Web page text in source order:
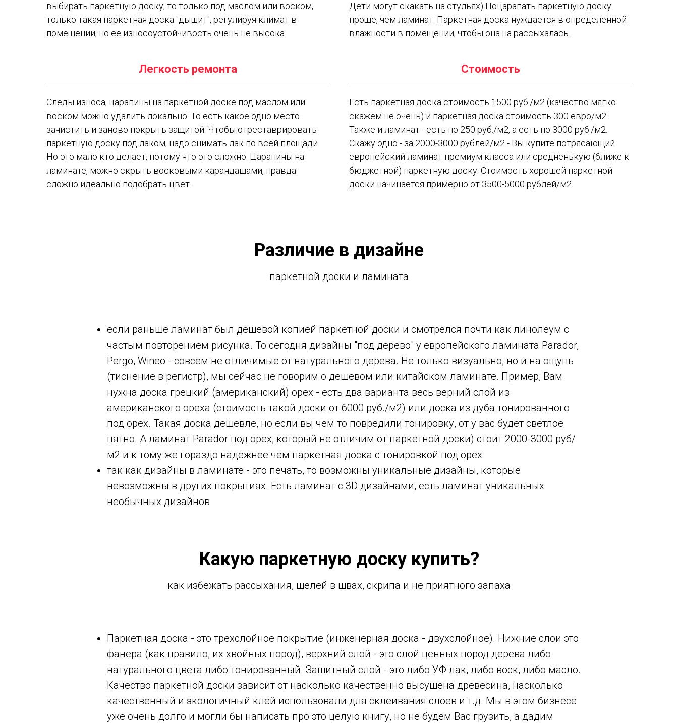
выбирать паркетную доску, то только под маслом или воском,
только такая паркетная доска "дышит", регулируя климат в
помещении, но ее износоустойчивость очень не высока.
Дети могут скакать на стульях) Поцарапать паркетную доску
проще, чем ламинат. Паркетная доска нуждается в определенной
влажности в помещении, чтобы она на рассыхалась.
Легкость ремонта
Следы износа, царапины на паркетной доске под маслом или
воском можно удалить локально. То есть какое одно место
зачистить и заново покрыть защитой. Чтобы отреставрировать
паркетную доску под лаком, надо снимать лак по всей площади.
Но это мало кто делает, потому что это сложно. Царапины на
ламинате, можно скрыть восковыми карандашами, правда
сложно идеально подобрать цвет.
Стоимость
Есть паркетная доска стоимость 1500 руб./м2 (качество мягко
скажем не очень) и паркетная доска стоимость 300 евро/м2.
Также и ламинат - есть по 250 руб./м2, а есть по 3000 руб./м2.
Скажу одно - за 2000-3000 рублей/м2 - Вы купите потрясающий
европейский ламинат премиум класса или средненькую (ближе к
бюджетной) паркетную доску. Стоимость хорошей паркетной
доски начинается примерно от 3500-5000 рублей/м2
Различие в дизайне
паркетной доски и ламината
если раньше ламинат был дешевой копией паркетной доски и смотрелся почти как линолеум с
частым повторением рисунка. То сегодня дизайны "под дерево" у европейского ламината Parador,
Pergo, Wineo - совсем не отличимые от натурального дерева. Не только визуально, но и на ощупь
(тиснение в регистр), мы сейчас не говорим о дешевом или китайском ламинате. Пример, Вам
нужна доска грецкий (американский) орех - есть два варианта весь верний слой из
американского ореха (стоимость такой доски от 6000 руб./м2) или доска из дуба тонированного
под орех. Такая доска дешевле, но если вы чем то повредили тонировку, от у вас будет светлое
пятно. А ламинат Parador под орех, который не отличим от паркетной доски) стоит 2000-3000 руб/
м2 и к тому же гораздо надежнее чем паркетная доска с тонировкой под орех
так как дизайны в ламинате - это печать, то возможны уникальные дизайны, которые
невозможны в других покрытиях. Есть ламинат с 3D дизайнами, есть ламинат уникальных
необычных дизайнов
Какую паркетную доску купить?
как избежать рассыхания, щелей в швах, скрипа и не приятного запаха
Паркетная доска - это трехслойное покрытие (инженерная доска - двухслойное). Нижние слои это
фанера (как правило, их хвойных пород), верхний слой - это слой ценных пород дерева либо
натурального цвета либо тонированный. Защитный слой - это либо УФ лак, либо воск, либо масло.
Качество паркетной доски зависит от насколько качественно высушена древесина, насколько
качественный и экологичный клей использовали для склеивания слоев и т.д. Мы в этом бизнесе
уже очень долго и могли бы написать про это целую книгу, но не будем Вас грузить, а дадим